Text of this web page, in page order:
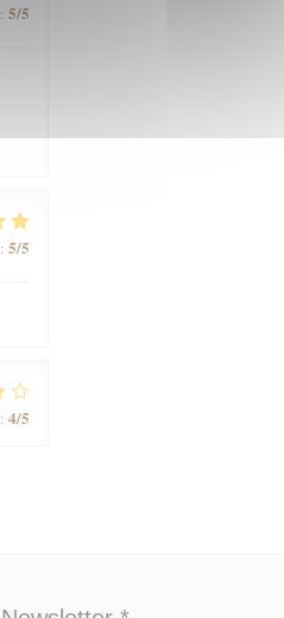
: 5/5
: 5/5
: 4/5